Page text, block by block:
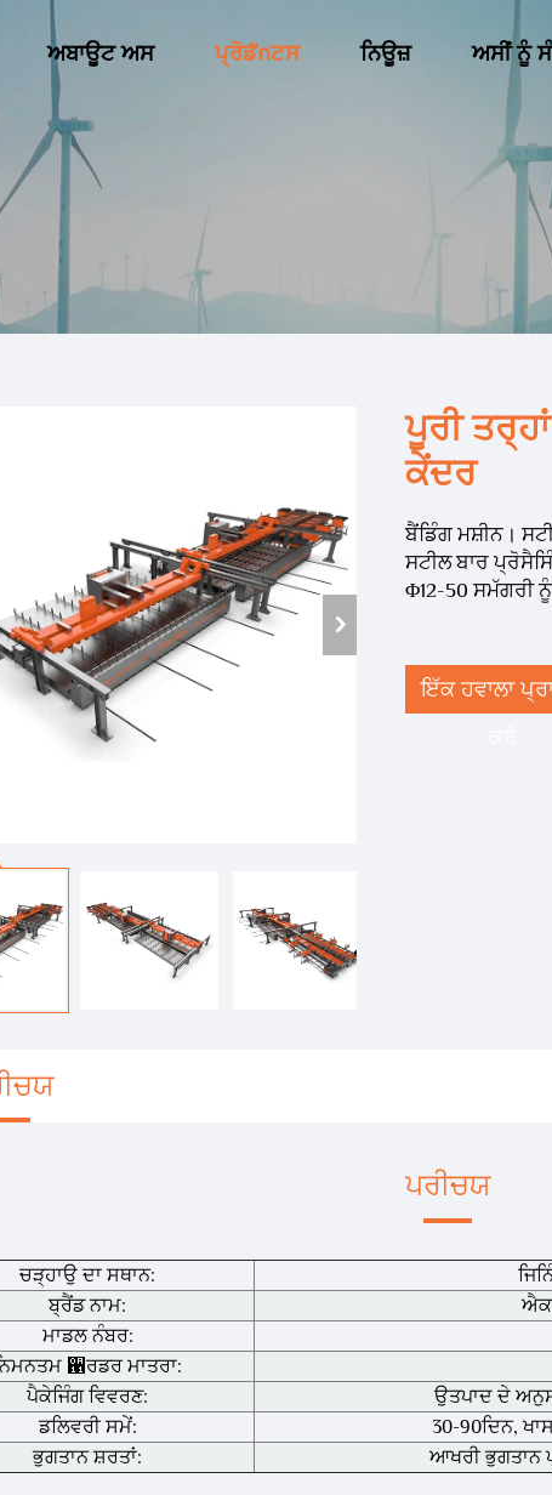
ਅਬਾਊਟ ਅਸ ਪ੍ਰੋਡักਟਸ ਨਿਊਜ਼ ਅਸੀਂ ਨੂੰ
ਪੂਰੀ
ਕੇਂਦਰ
ਬੈਂਡਿੰਗ ਮਸ਼ੀਨ।
ਸਟੀਲ ਬਾਰ
Φ12-50 ਸਮੱਗਰੀ
ਇੱਕ ਹਵਾਲਾ
ਪਰੀਚਯ
ਚੜ੍ਹਾਉ ਦਾ ਸਥਾਨ:
ਬ੍ਰੈਂਡ ਨਾਮ:
ਮਾਡਲ ਨੰਬਰ:
਑ਰਡਰ ਮਾਤਰਾ:
ਪੈਕੇਜਿੰਗ ਵਿਵਰਣ:
ਉਤਪਾਦ ਦੇ
ਡਲਿਵਰੀ ਸਮੇਂ:
30-90ਦਿਨ,
ਭੁਗਤਾਨ ਸ਼ਰਤਾਂ:
ਆਖਰੀ ਭੁਗਤਾਨ